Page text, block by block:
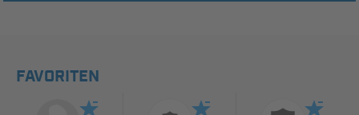
FAVORITEN